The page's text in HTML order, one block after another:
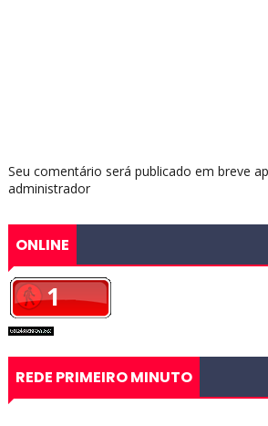
Seu comentário será publicado em breve
administrador
ONLINE
REDE PRIMEIRO MINUTO